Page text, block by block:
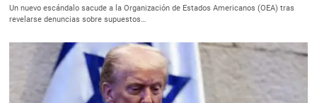
Un nuevo escándalo sacude a la Organización de Estados Americanos (OEA) tras
revelarse denuncias sobre supuestos…